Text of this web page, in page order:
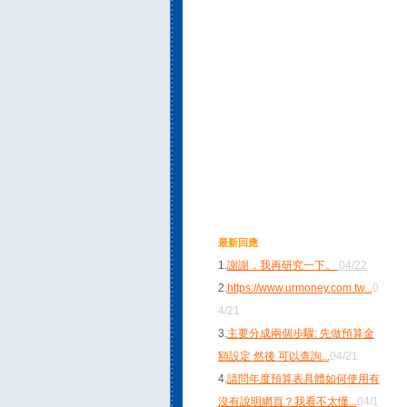
最新回應
1.謝謝，我再研究一下。 04/22
2.https://www.urmoney.com.tw...0
4/21
3.主要分成兩個步驟: 先做預算金
額設定 然後 可以查詢...04/21
4.請問年度預算表具體如何使用有
沒有說明網頁？我看不太懂...04/1